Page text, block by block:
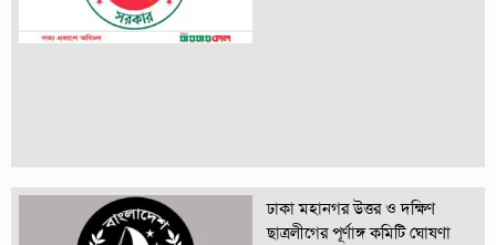
ঢাকা মহানগর উত্তর ও দক্ষিণ
ছাত্রলীগের পূর্ণাঙ্গ কমিটি ঘোষণা